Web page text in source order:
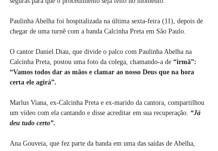
Paulinha Abelha foi hospitalizada na última sexta-feira (11), depois de
chegar de uma turnê com a banda Calcinha Preta em São Paulo.
O cantor Daniel Diau, que divide o palco com Paulinha Abelha na
Calcinha Preta, postou uma foto da colega, chamando-a de “irmã”:
“Vamos todos dar as mãos e clamar ao nosso Deus que na hora
certa ele agirá”.
Marlus Viana, ex-Calcinha Preta e ex-marido da cantora, compartilhou
um vídeo com ela cantando e disse acreditar em sua recuperação. “Já
deu tudo certo”.
Ana Gouveia, que fez parte da banda em uma das saídas de Abelha,